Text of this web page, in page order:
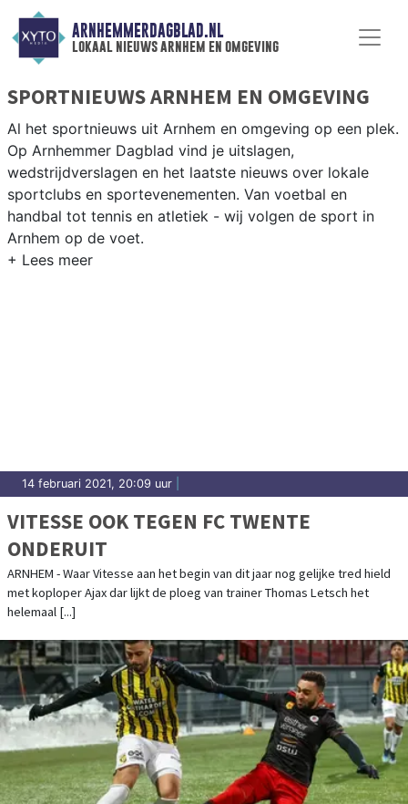
ARNHEMMERDAGBLAD.NL
lokaal nieuws arnhem en omgeving
SPORTNIEUWS ARNHEM EN OMGEVING
Al het sportnieuws uit Arnhem en omgeving op een plek.
Op Arnhemmer Dagblad vind je uitslagen,
wedstrijdverslagen en het laatste nieuws over lokale
sportclubs en sportevenementen. Van voetbal en
handbal tot tennis en atletiek - wij volgen de sport in
Arnhem op de voet.
14 februari 2021, 20:09 uur
VITESSE OOK TEGEN FC TWENTE
ONDERUIT
ARNHEM - Waar Vitesse aan het begin van dit jaar nog gelijke tred hield
met koploper Ajax dar lijkt de ploeg van trainer Thomas Letsch het
helemaal [...]